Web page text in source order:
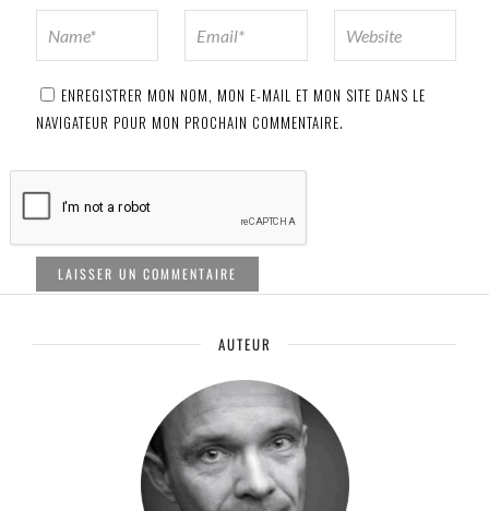
ENREGISTRER MON NOM, MON E-MAIL ET MON SITE DANS LE
NAVIGATEUR POUR MON PROCHAIN COMMENTAIRE.
AUTEUR